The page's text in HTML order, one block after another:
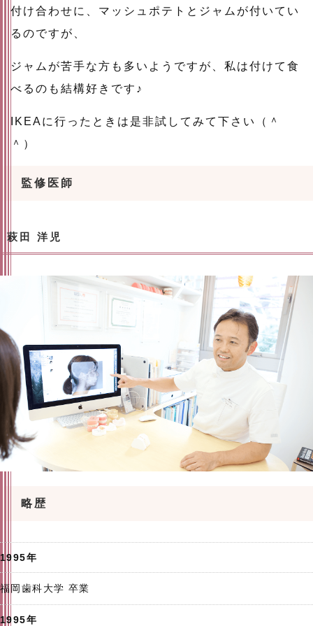
付け合わせに、マッシュポテトとジャムが付いてい
るのですが、
ジャムが苦手な方も多いようですが、私は付けて食
べるのも結構好きです♪
IKEAに行ったときは是非試してみて下さい（＾
＾）
監修医師
萩田 洋児
略歴
1995年
福岡歯科大学 卒業
1995年